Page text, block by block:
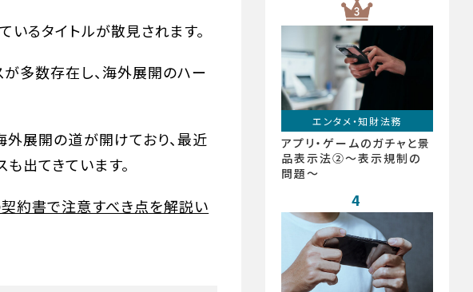
いるタイトルが散見されます。
多数存在し、海外展開のハー
外展開の道が開けており、最近
出てきています。
約書で注意すべき点を解説い
エンタメ・知財法務
アプリ・ゲームのガチャと景
品表示法②〜表示規制の
問題〜
4